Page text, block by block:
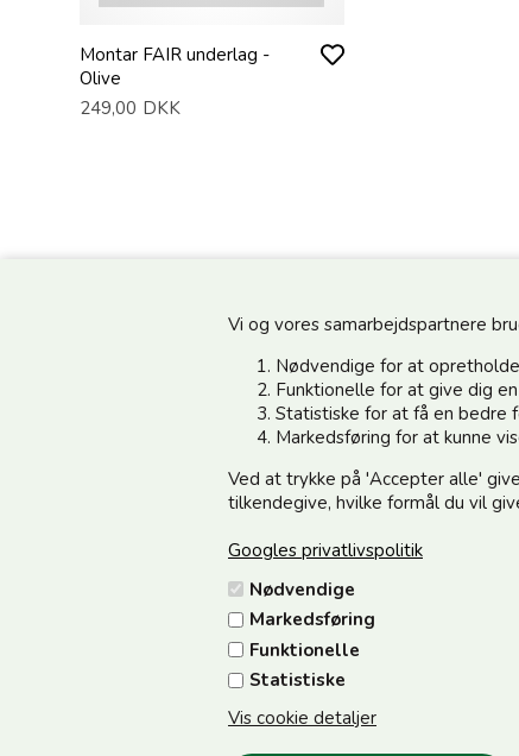
Vi og vores samarbejdspartnere
Nødvendige for at
Funktionelle for at give dig
Statistiske for at få en bedre
Markedsføring for at kunne
Ved at trykke på 'Accepter alle'
tilkendegive, hvilke formål du vil
Googles privatlivspolitik
Nødvendige
Markedsføring
Funktionelle
Statistiske
Vis cookie detaljer
Montar FAIR underlag -
Olive
249,00 DKK
Din side - Log ind her
Handelsbetingelser
Fortrydelse/Reklamation
Samarbejdspartnere
Kundeservice
Vedsted Mølle A/S
6500 Vojens
CVR 49879415 Mail
Tlf. +45 74 54 51 06
Åbningstider: Man-Fre 9.00-